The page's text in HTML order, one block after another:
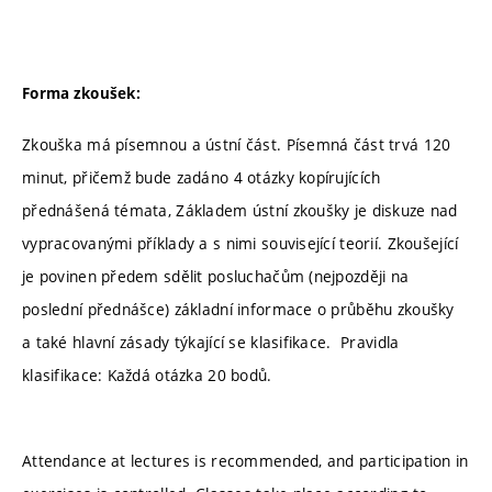
Forma zkoušek:
Zkouška má písemnou a ústní část. Písemná část trvá 120
minut, přičemž bude zadáno 4 otázky kopírujících
přednášená témata, Základem ústní zkoušky je diskuze nad
vypracovanými příklady a s nimi související teorií. Zkoušející
je povinen předem sdělit posluchačům (nejpozději na
poslední přednášce) základní informace o průběhu zkoušky
a také hlavní zásady týkající se klasifikace. Pravidla
klasifikace: Každá otázka 20 bodů.
Attendance at lectures is recommended, and participation in